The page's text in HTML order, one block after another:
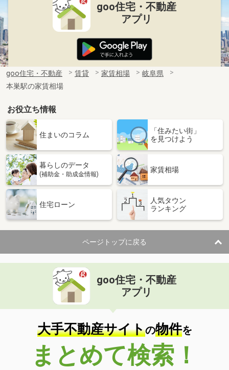
goo住宅・不動産
アプリ
goo住宅・不動産 賃貸 家賃相場
岐阜県
本巣駅の家賃相場
お役立ち情報
住まいのコラム
「住みたい街」
を見つけよう
暮らしのデータ
(補助金・助成金情報)
家賃相場
住宅ローン
人気タウン
ランキング
ページトップに戻る
goo住宅・不動産
アプリ
大手不動産サイトの物件を
まとめて検索！